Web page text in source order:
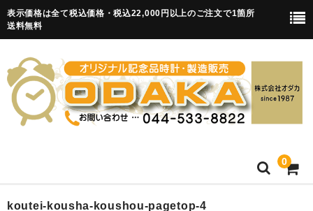
表示価格は全て税込価格・税込22,000円以上のご注文で1箇所
送料無料
0
HOME
koutei-kousha-koushou-pagetop-4